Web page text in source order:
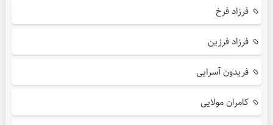
فرزاد فرخ
فرزاد فرزین
فریدون آسرایی
کامران مولایی